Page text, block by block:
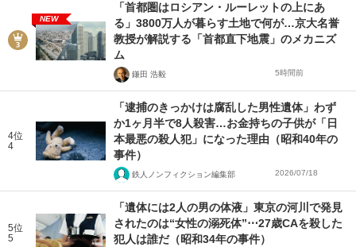
NEW
「首都圏はロシアン・ルーレットの上にあ
る」3800万人が暮らす土地で何が…京大名誉
教授が解説する「首都直下地震」のメカニズ
ム
鎌田 浩毅 5時間前
4位
4
「逮捕のきっかけは腐乱した男性遺体」わず
か1ヶ月半で8人殺害…お金持ちの子供が「日
本最悪の殺人犯」になった理由（昭和40年の
事件）
鉄人ノンフィクション編集部 2026/07/18
5位
5
「遺体には2人の男の体液」東京の河川で発見
されたのは“女性の溺死体”⋯27歳CAを殺した
犯人は誰だ（昭和34年の事件）